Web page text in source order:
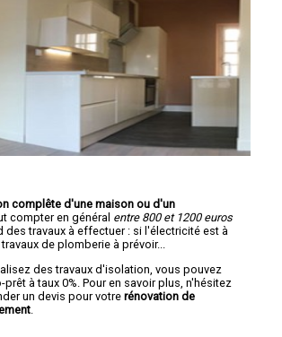
complête d'une maison ou d'un
compter en général entre 800 et 1200 euros
des travaux à effectuer : si l'électricité est à
de plomberie à prévoir...
des travaux d'isolation, vous pouvez
à taux 0%. Pour en savoir plus, n'hésitez
un devis pour votre rénovation de